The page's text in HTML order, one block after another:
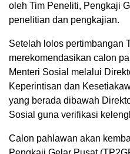
oleh Tim Peneliti, Pengkaji
penelitian dan pengkajian.
Setelah lolos pertimbangan
merekomendasikan calon
Menteri Sosial melalui
Keperintisan dan
yang berada dibawah
Sosial guna verifikasi
Calon pahlawan akan